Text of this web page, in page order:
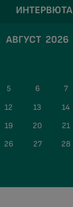
ИНТЕРВЮТА
АВГУСТ 2026
5 6 7
12 13 14
19 20 21
26 27 28